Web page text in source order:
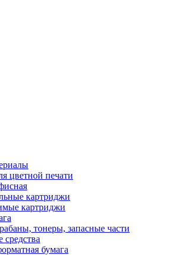
цветной печати
картриджи
картриджи
тонеры, запасные части
бумага